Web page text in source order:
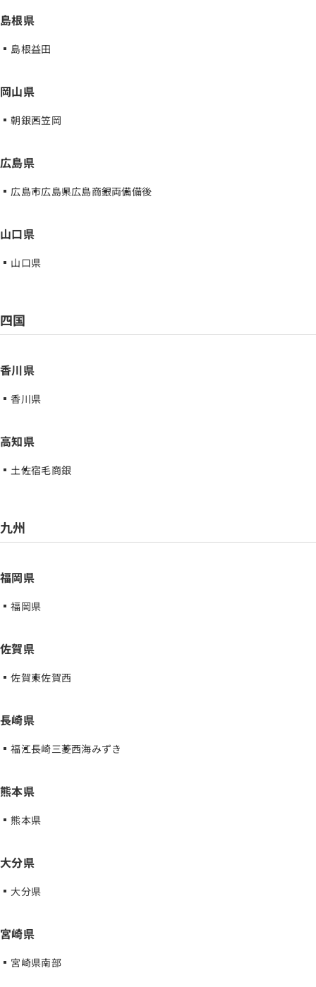
島根県
島根益田
岡山県
朝銀西笠岡
広島県
広島市広島県広島商銀両備備後
山口県
山口県
四国
香川県
香川県
高知県
土佐宿毛商銀
九州
福岡県
福岡県
佐賀県
佐賀東佐賀西
長崎県
福江長崎三菱西海みずき
熊本県
熊本県
大分県
大分県
宮崎県
宮崎県南部